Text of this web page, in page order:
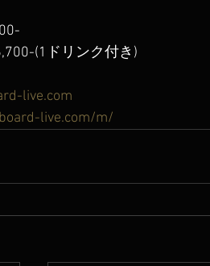
(1ドリンク付き)
live.com
live.com/m/